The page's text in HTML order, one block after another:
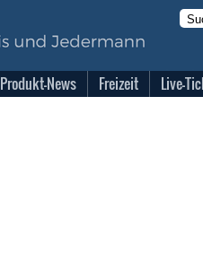
Produkt-News Freizeit Live-